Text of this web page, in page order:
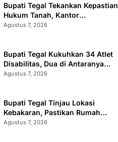
Bupati Tegal Tekankan Kepastian
Hukum Tanah, Kantor
Pertanahan Catat 296.869
Agustus 7, 2026
Bupati Tegal Kukuhkan 34 Atlet
Disabilitas, Dua di Antaranya
Berlaga di Level Dunia
Agustus 7, 2026
Bupati Tegal Tinjau Lokasi
Kebakaran, Pastikan Rumah
Korban Diperbaiki
Agustus 7, 2026